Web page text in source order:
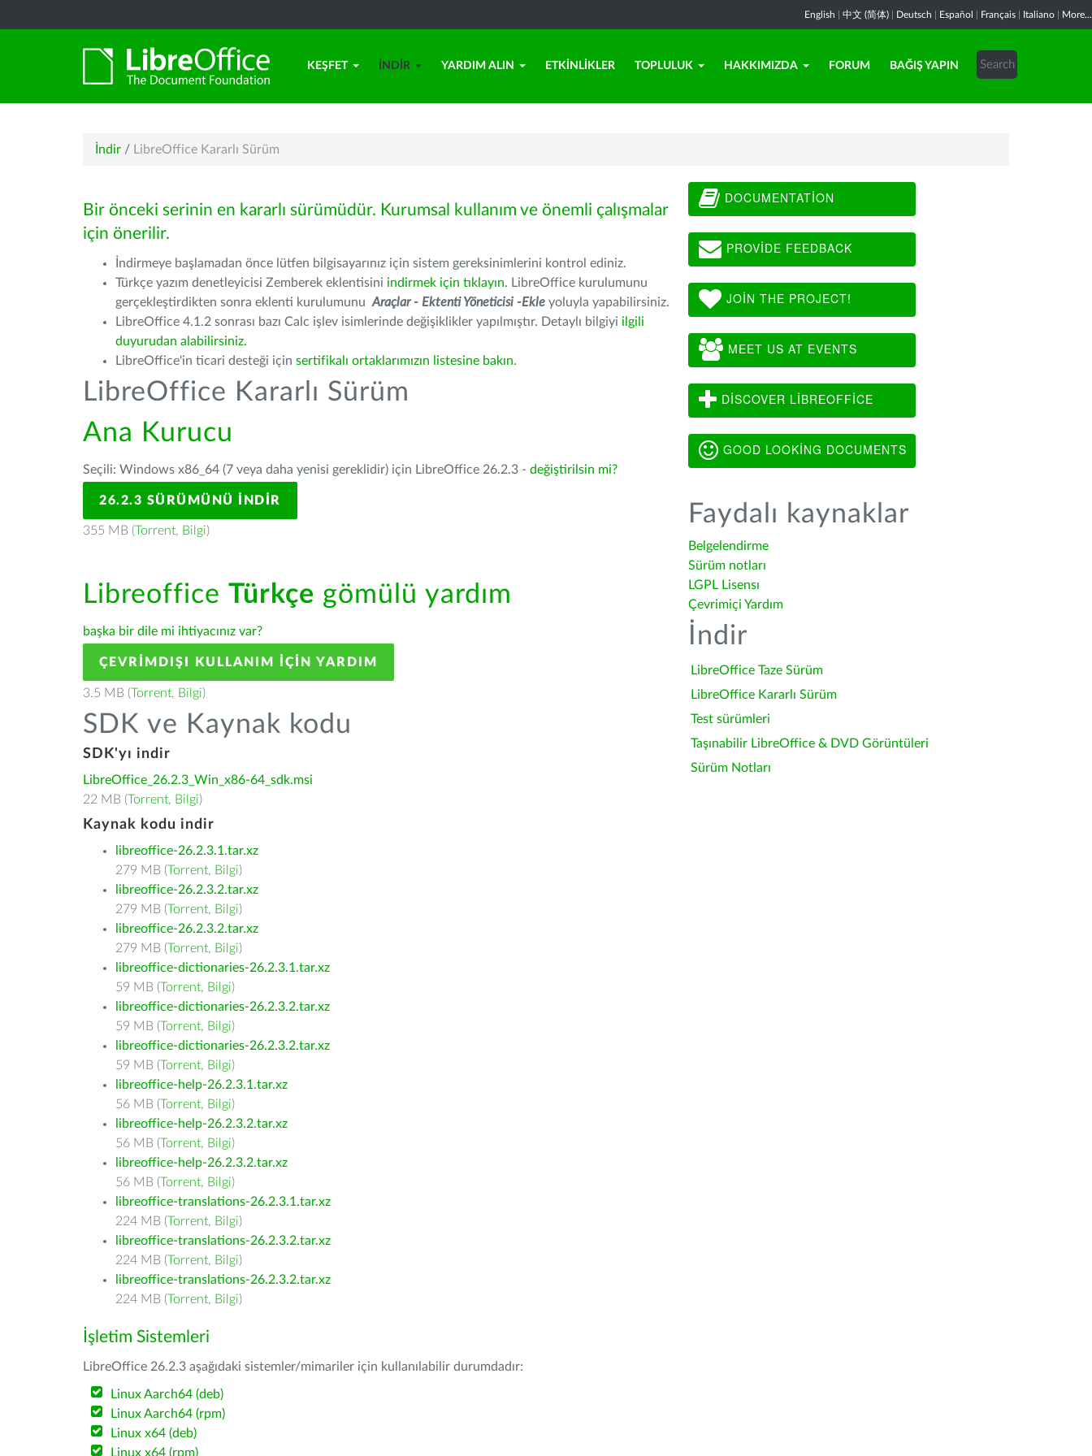
English 中文 (简体) Deutsch Español Français Italiano More...
KEŞFET İNDIR YARDIM ALIN ETKINLIKLER TOPLULUK HAKKIMIZDA FORUM BAĞIŞ YAPIN
İndir / LibreOffice Kararlı Sürüm
Bir önceki serinin en kararlı sürümüdür. Kurumsal kullanım ve önemli çalışmalar
için önerilir.
İndirmeye başlamadan önce lütfen bilgisayarınız için sistem gereksinimlerini kontrol ediniz.
Türkçe yazım denetleyicisi Zemberek eklentisini indirmek için tıklayın. LibreOffice kurulumunu
gerçekleştirdikten sonra eklenti kurulumunu Araçlar - Ektenti Yöneticisi -Ekle yoluyla yapabilirsiniz.
LibreOffice 4.1.2 sonrası bazı Calc işlev isimlerinde değişiklikler yapılmıştır. Detaylı bilgiyi ilgili
duyurudan alabilirsiniz.
LibreOffice'in ticari desteği için sertifikalı ortaklarımızın listesine bakın.
LibreOffice Kararlı Sürüm
Ana Kurucu
Seçili: Windows x86_64 (7 veya daha yenisi gereklidir) için LibreOffice 26.2.3 - değiştirilsin mi?
26.2.3 SÜRÜMÜNÜ İNDIR
355 MB (Torrent, Bilgi)
Libreoffice Türkçe gömülü yardım
başka bir dile mi ihtiyacınız var?
ÇEVRIMDIŞI KULLANIM IÇIN YARDIM
3.5 MB (Torrent, Bilgi)
SDK ve Kaynak kodu
SDK'yı indir
LibreOffice_26.2.3_Win_x86-64_sdk.msi
22 MB (Torrent, Bilgi)
Kaynak kodu indir
libreoffice-26.2.3.1.tar.xz
279 MB (Torrent, Bilgi)
libreoffice-26.2.3.2.tar.xz
279 MB (Torrent, Bilgi)
libreoffice-26.2.3.2.tar.xz
279 MB (Torrent, Bilgi)
libreoffice-dictionaries-26.2.3.1.tar.xz
59 MB (Torrent, Bilgi)
libreoffice-dictionaries-26.2.3.2.tar.xz
59 MB (Torrent, Bilgi)
libreoffice-dictionaries-26.2.3.2.tar.xz
59 MB (Torrent, Bilgi)
libreoffice-help-26.2.3.1.tar.xz
56 MB (Torrent, Bilgi)
libreoffice-help-26.2.3.2.tar.xz
56 MB (Torrent, Bilgi)
libreoffice-help-26.2.3.2.tar.xz
56 MB (Torrent, Bilgi)
libreoffice-translations-26.2.3.1.tar.xz
224 MB (Torrent, Bilgi)
libreoffice-translations-26.2.3.2.tar.xz
224 MB (Torrent, Bilgi)
libreoffice-translations-26.2.3.2.tar.xz
224 MB (Torrent, Bilgi)
İşletim Sistemleri
LibreOffice 26.2.3 aşağıdaki sistemler/mimariler için kullanılabilir durumdadır:
Linux Aarch64 (deb)
Linux Aarch64 (rpm)
Linux x64 (deb)
Linux x64 (rpm)
DOCUMENTATION
PROVIDE FEEDBACK
JOIN THE PROJECT!
MEET US AT EVENTS
DISCOVER LIBREOFFICE
GOOD LOOKING DOCUMENTS
Faydalı kaynaklar
Belgelendirme
Sürüm notları
LGPL Lisensı
Çevrimiçi Yardım
İndir
LibreOffice Taze Sürüm
LibreOffice Kararlı Sürüm
Test sürümleri
Taşınabilir LibreOffice & DVD Görüntüleri
Sürüm Notları